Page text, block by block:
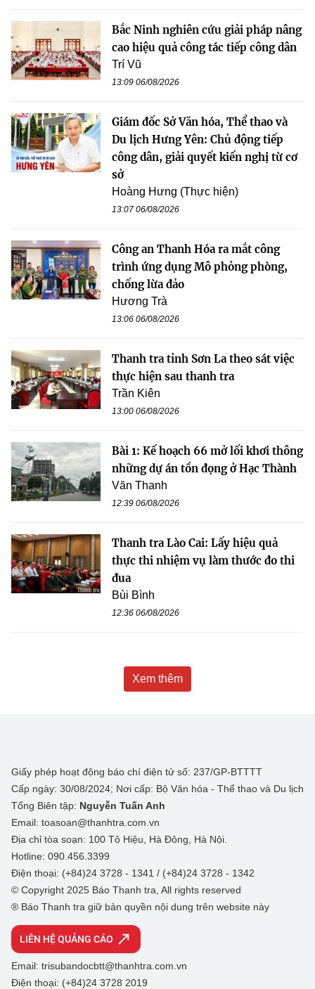
Bắc Ninh nghiên cứu giải pháp nâng
cao hiệu quả công tác tiếp công dân
Trí Vũ
13:09 06/08/2026
Giám đốc Sở Văn hóa, Thể thao và
Du lịch Hưng Yên: Chủ động tiếp
công dân, giải quyết kiến nghị từ cơ
sở
Hoàng Hưng (Thực hiện)
13:07 06/08/2026
Công an Thanh Hóa ra mắt công
trình ứng dụng Mô phỏng phòng,
chống lừa đảo
Hương Trà
13:06 06/08/2026
Thanh tra tỉnh Sơn La theo sát việc
thực hiện sau thanh tra
Trần Kiên
13:00 06/08/2026
Bài 1: Kế hoạch 66 mở lối khơi thông
những dự án tồn đọng ở Hạc Thành
Văn Thanh
12:39 06/08/2026
Thanh tra Lào Cai: Lấy hiệu quả
thực thi nhiệm vụ làm thước đo thi
đua
Bùi Bình
12:36 06/08/2026
Xem thêm
Giấy phép hoạt động báo chí điện tử số: 237/GP-BTTTT
Cấp ngày: 30/08/2024; Nơi cấp: Bộ Văn hóa - Thể thao và Du lịch
Tổng Biên tập: Nguyễn Tuấn Anh
Email: toasoan@thanhtra.com.vn
Địa chỉ tòa soạn: 100 Tô Hiệu, Hà Đông, Hà Nội.
Hotline: 090.456.3399
Điện thoại: (+84)24 3728 - 1341 / (+84)24 3728 - 1342
© Copyright 2025 Báo Thanh tra, All rights reserved
® Báo Thanh tra giữ bản quyền nội dung trên website này
LIÊN HỆ QUẢNG CÁO
Email: trisubandocbtt@thanhtra.com.vn
Điện thoại: (+84)24 3728 2019